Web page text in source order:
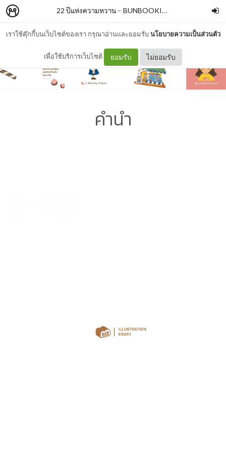
เราใช้คุ๊กกี้บนเว็บไซต์ของเรา กรุณาอ่านและยอมรับนโยบายความเป็นส่วนตัว
เพื่อใช้บริการเว็บไซต์ ยอมรับ ไม่ยอมรับ
22 ปีแห่งความหวาน – BUNBOOKISH
คำนำ